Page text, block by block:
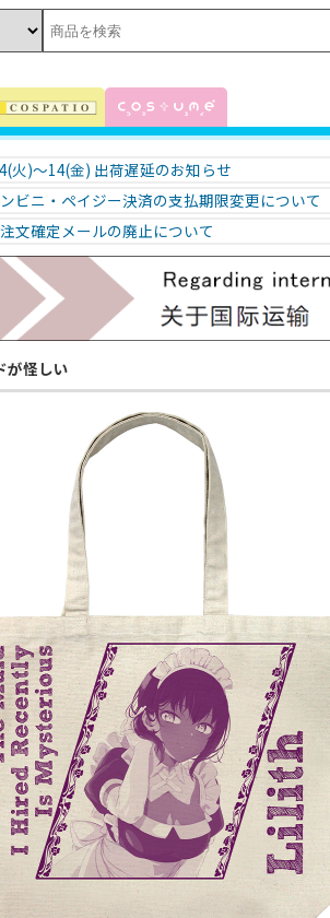
火)～14(金) 出荷遅延のお知らせ
ビニ・ペイジー決済の支払期限変更について
文確定メールの廃止について
が怪しい